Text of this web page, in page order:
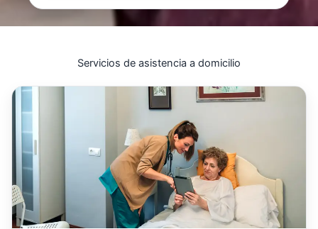
Servicios de asistencia a domicilio